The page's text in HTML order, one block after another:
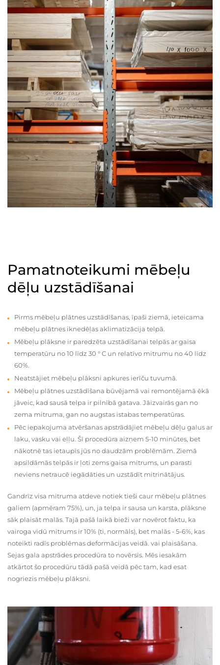
Pamatnoteikumi mēbeļu
dēļu uzstādīšanai
Pirms mēbeļu plātnes uzstādīšanas, īpaši ziemā, ieteicama
mēbeļu plātnes iknedēļas aklimatizācija telpā.
Mēbeļu plāksne ir paredzēta uzstādīšanai telpās ar gaisa
temperatūru no 10 līdz 30 ° C un relatīvo mitrumu no 40 līdz
60%.
Neatstājiet mēbeļu plāksni apkures ierīču tuvumā.
Mēbeļu plātnes uzstādīšana būvējamā vai remontējamā ēkā
jāveic, kad sausā telpa ir pilnībā gatava. Jāizvairās gan no
zema mitruma, gan no augstas istabas temperatūras.
Pēc iepakojuma atvēršanas apstrādājiet mēbeļu dēļu galus ar
laku, vasku vai eļļu. Šī procedūra aizņem 5-10 minūtes, bet
nākotnē tas ietaupīs jūs no daudzām problēmām. Ziemā
apsildāmās telpās ir ļoti zems gaisa mitrums, un parasti
neviens netraucē iegādāties un uzstādīt mitrinātājus.
Gandrīz visa mitruma atdeve notiek tieši caur mēbeļu plātnes
galiem (apmēram 75%), un, ja telpa ir sausa un karsta, plāksne
sāk plaisāt malās. Tajā pašā laikā bieži var novērot faktu, ka
vairoga vidū mitrums ir 10% (ti, normāls), bet malās - 5-6%, kas
noteikti radīs problēmas deformācijas veidā. vai plaisāšana.
Sejas gala apstrādes procedūra to novērsīs. Mēs iesakām
atkārtot šo procedūru tādā pašā veidā pēc tam, kad esat
nogriezis mēbeļu plāksni.